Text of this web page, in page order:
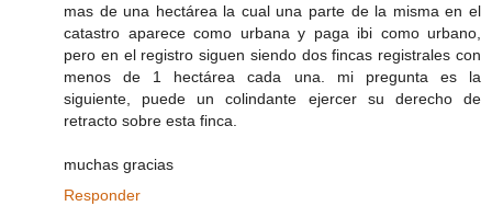
mas de una hectárea la cual una parte de la misma en el
catastro aparece como urbana y paga ibi como urbano,
pero en el registro siguen siendo dos fincas registrales con
menos de 1 hectárea cada una. mi pregunta es la
siguiente, puede un colindante ejercer su derecho de
retracto sobre esta finca.
muchas gracias
Responder